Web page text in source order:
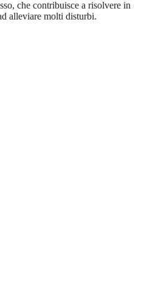
che contribuisce a risolvere in
alleviare molti disturbi.